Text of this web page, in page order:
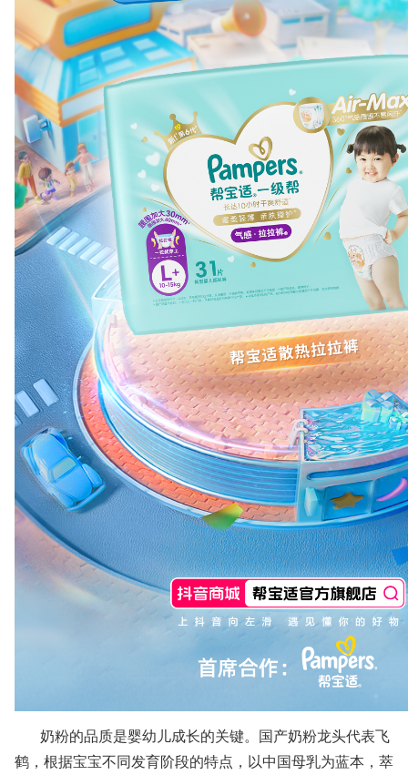
奶粉的品质是婴幼儿成长的关键。国产奶粉龙头代表飞
鹤，根据宝宝不同发育阶段的特点，以中国母乳为蓝本，萃